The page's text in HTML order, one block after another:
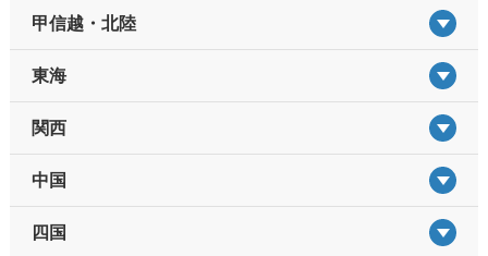
甲信越・北陸
東海
関西
中国
四国